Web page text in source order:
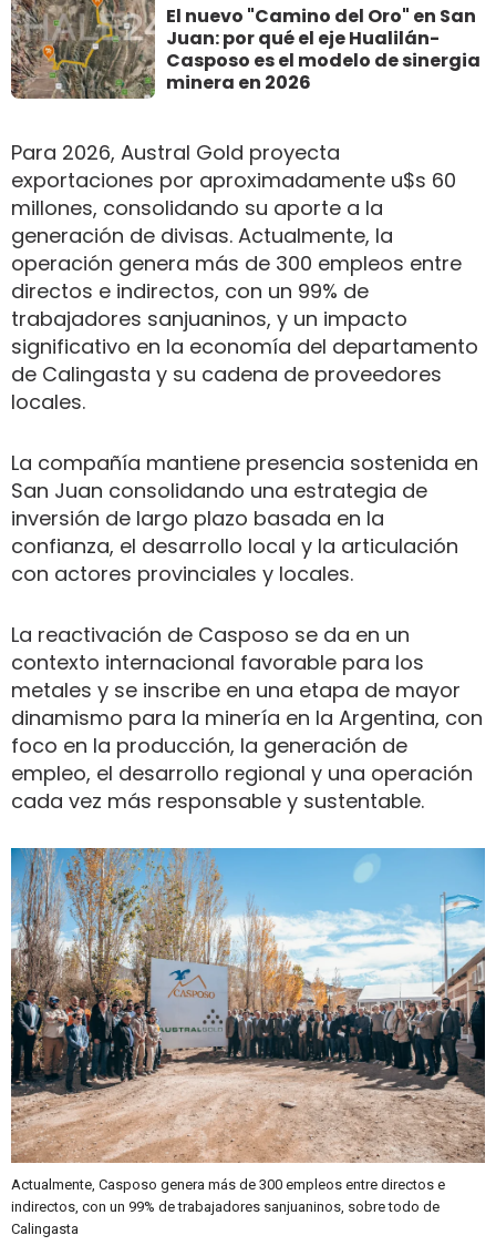
El nuevo "Camino del Oro" en San
Juan: por qué el eje Hualilán-
Casposo es el modelo de sinergia
minera en 2026
Para 2026, Austral Gold proyecta
exportaciones por aproximadamente u$s 60
millones, consolidando su aporte a la
generación de divisas. Actualmente, la
operación genera más de 300 empleos entre
directos e indirectos, con un 99% de
trabajadores sanjuaninos, y un impacto
significativo en la economía del departamento
de Calingasta y su cadena de proveedores
locales.
La compañía mantiene presencia sostenida en
San Juan consolidando una estrategia de
inversión de largo plazo basada en la
confianza, el desarrollo local y la articulación
con actores provinciales y locales.
La reactivación de Casposo se da en un
contexto internacional favorable para los
metales y se inscribe en una etapa de mayor
dinamismo para la minería en la Argentina, con
foco en la producción, la generación de
empleo, el desarrollo regional y una operación
cada vez más responsable y sustentable.
Actualmente, Casposo genera más de 300 empleos entre directos e
indirectos, con un 99% de trabajadores sanjuaninos, sobre todo de
Calingasta